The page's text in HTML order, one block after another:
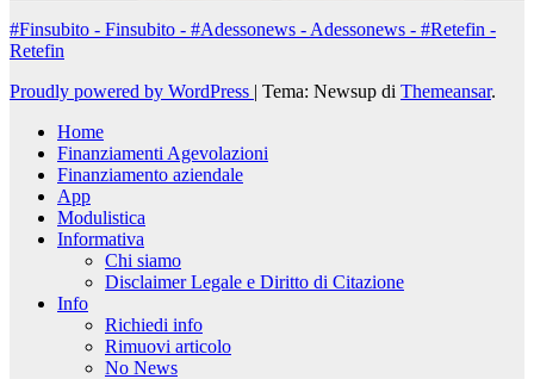
#Finsubito - Finsubito - #Adessonews - Adessonews - #Retefin -
Retefin
Proudly powered by WordPress | Tema: Newsup di Themeansar.
Home
Finanziamenti Agevolazioni
Finanziamento aziendale
App
Modulistica
Informativa
Chi siamo
Disclaimer Legale e Diritto di Citazione
Info
Richiedi info
Rimuovi articolo
No News